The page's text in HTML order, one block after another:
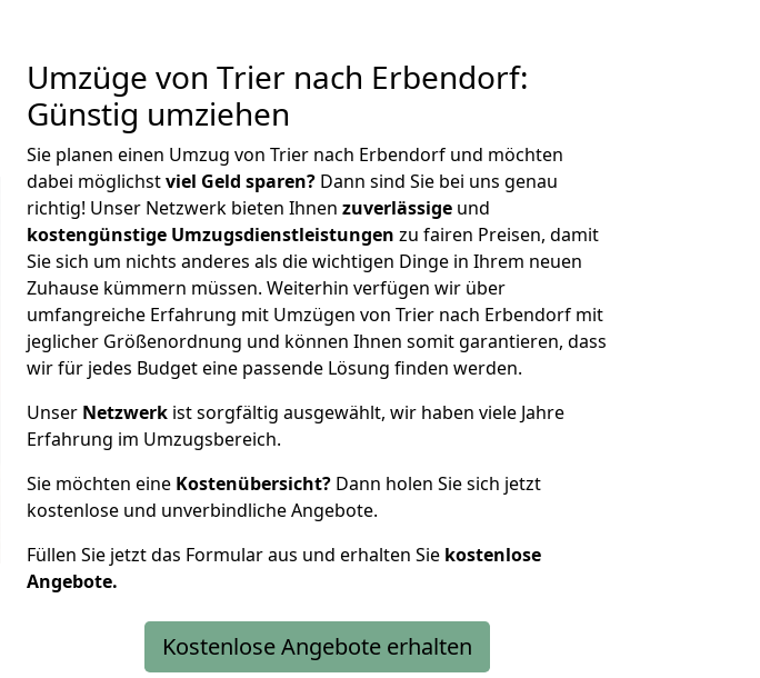
Umzüge von Trier nach Erbendorf:
Günstig umziehen
Sie planen einen Umzug von Trier nach Erbendorf und möchten
dabei möglichstviel Geld sparen? Dann sind Sie bei uns genau
richtig! Unser Netzwerk bieten Ihnen zuverlässige und
kostengünstige Umzugsdienstleistungen zu fairen Preisen, damit
Sie sich um nichts anderes als die wichtigen Dinge in Ihrem neuen
Zuhause kümmern müssen. Weiterhin verfügen wir über
umfangreiche Erfahrung mit Umzügen von Trier nach Erbendorf mit
jeglicher Größenordnung und können Ihnen somit garantieren, dass
wir für jedes Budget eine passende Lösung finden werden.
Unser Netzwerk ist sorgfältig ausgewählt, wir haben viele Jahre
Erfahrung im Umzugsbereich.
Sie möchten eine Kostenübersicht? Dann holen Sie sich jetzt
kostenlose und unverbindliche Angebote.
Füllen Sie jetzt das Formular aus und erhalten Sie kostenlose
Angebote.
Kostenlose Angebote erhalten